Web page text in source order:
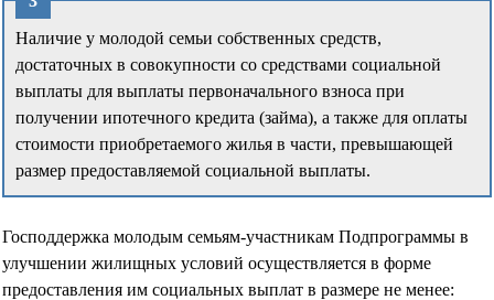
Наличие у молодой семьи собственных средств,
достаточных в совокупности со средствами социальной
выплаты для выплаты первоначального взноса при
получении ипотечного кредита (займа), а также для оплаты
стоимости приобретаемого жилья в части, превышающей
размер предоставляемой социальной выплаты.
Господдержка молодым семьям-участникам Подпрограммы в
улучшении жилищных условий осуществляется в форме
предоставления им социальных выплат в размере не менее: